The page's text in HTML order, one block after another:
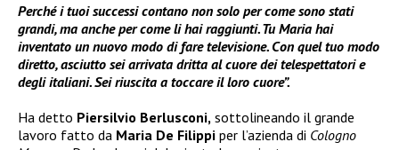
Perché i tuoi successi contano non solo per come sono stati
grandi, ma anche per come li hai raggiunti. Tu Maria hai
inventato un nuovo modo di fare televisione. Con quel tuo modo
diretto, asciutto sei arrivata dritta al cuore dei telespettatori e
degli italiani. Sei riuscita a toccare il loro cuore”.
Ha detto Piersilvio Berlusconi, sottolineando il grande
lavoro fatto da Maria De Filippi per l’azienda di Cologno